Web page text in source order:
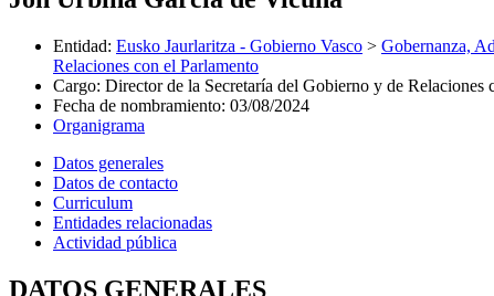
Entidad: Eusko Jaurlaritza - Gobierno Vasco > Gobernanza,
Relaciones con el Parlamento
Cargo: Director de la Secretaría del Gobierno y de Relaciones
Fecha de nombramiento: 03/08/2024
Organigrama
Datos generales
Datos de contacto
Curriculum
Entidades relacionadas
Actividad pública
DATOS GENERALES